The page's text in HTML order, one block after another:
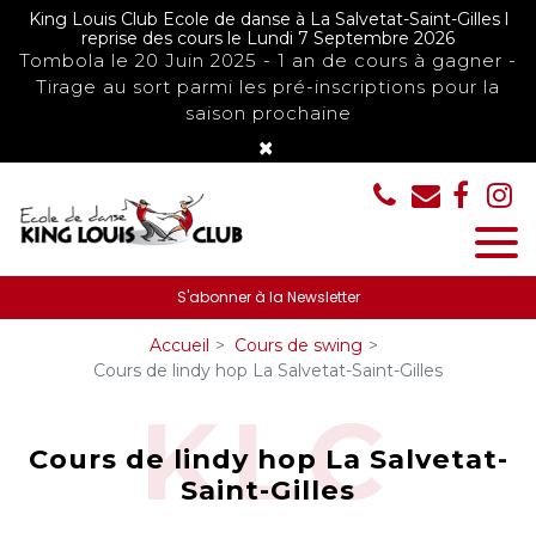
King Louis Club Ecole de danse à La Salvetat-Saint-Gilles l
reprise des cours le Lundi 7 Septembre 2026
Tombola le 20 Juin 2025 - 1 an de cours à gagner -
Tirage au sort parmi les pré-inscriptions pour la
saison prochaine
×
S'abonner à la Newsletter
Accueil
Cours de swing
Cours de lindy hop La Salvetat-Saint-Gilles
Cours de lindy hop La Salvetat-
Saint-Gilles
Panneau de gestion des cookies